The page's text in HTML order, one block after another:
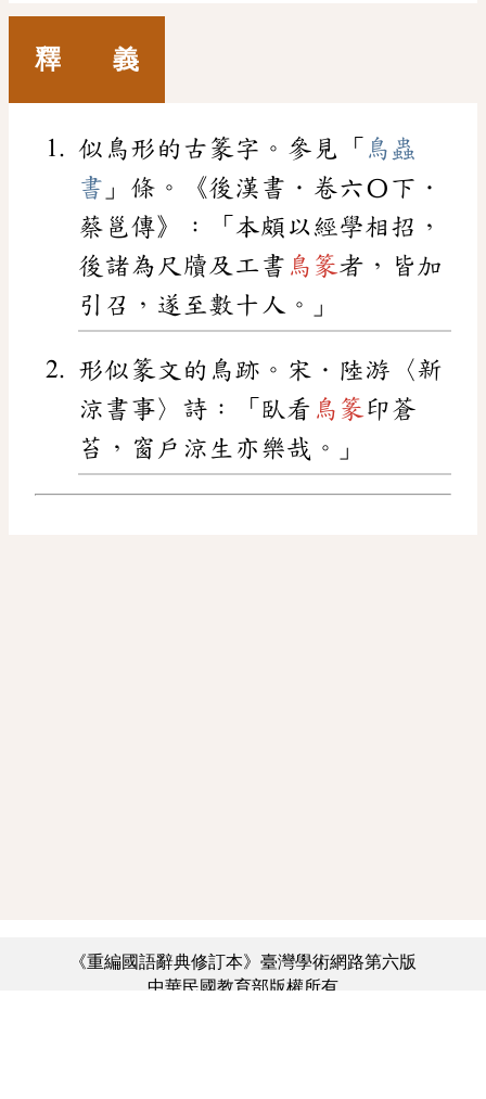
釋 義
似鳥形的古篆字。參見「 鳥蟲
書 」條。《後漢書．卷六〇下．
蔡邕傳》：「本頗以經學相招，
後諸為尺牘及工書 鳥篆者，皆加
引召，遂至數十人。」
形似篆文的鳥跡。宋．陸游〈新
涼書事〉詩：「臥看 鳥篆 印蒼
苔，窗戶涼生亦樂哉。」
《重編國語辭典修訂本》臺灣學術網路第六版
中華民國教育部版權所有